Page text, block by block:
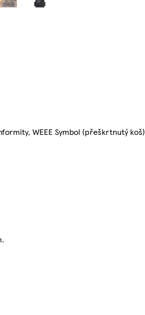
WEEE Symbol (přeškrtnutý koš)